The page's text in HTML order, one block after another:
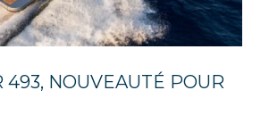
493, NOUVEAUTÉ POUR